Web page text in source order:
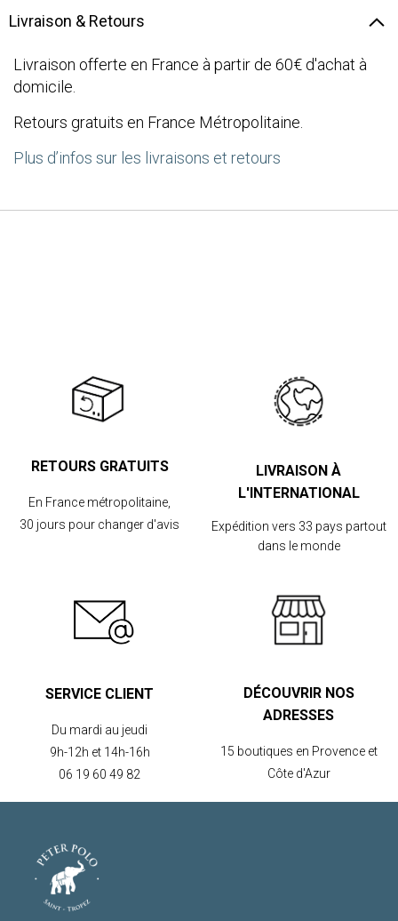
Livraison & Retours
Livraison offerte en France à partir de 60€ d'achat à
domicile.
Retours gratuits en France Métropolitaine.
Plus d’infos sur les livraisons et retours
RETOURS GRATUITS
En France métropolitaine,
30 jours pour changer d'avis
LIVRAISON À
L'INTERNATIONAL
Expédition vers 33 pays partout
dans le monde
SERVICE CLIENT
Du mardi au jeudi
9h-12h et 14h-16h
06 19 60 49 82
DÉCOUVRIR NOS
ADRESSES
15 boutiques en Provence et
Côte d'Azur